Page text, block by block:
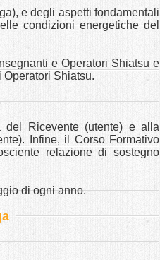
e degli aspetti fondamentali
condizioni energetiche del
e Operatori Shiatsu e
Shiatsu.
del Ricevente (utente) e alla
Infine, il Corso Formativo
relazione di sostegno
di ogni anno.